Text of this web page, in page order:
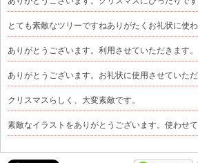
とても素敵なツリーですねありがたくお礼状に使
ありがとうございます。利用させていただきます。
ありがとうございます。お礼状に使用させていただ
クリスマスらしく、大変素敵です。
素敵なイラストをありがとうございます。使わせて